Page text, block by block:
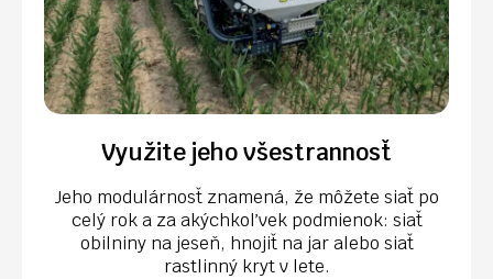
Využite jeho všestrannosť
Jeho modulárnosť znamená, že môžete siať po
celý rok a za akýchkoľvek podmienok: siať
obilniny na jeseň, hnojiť na jar alebo siať
rastlinný kryt v lete.